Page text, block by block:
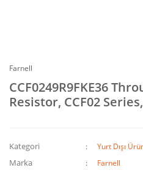
Farnell
CCF0249R9FKE36
Resistor, CCF02
Kategori Yurt Dışı
Marka Farnell